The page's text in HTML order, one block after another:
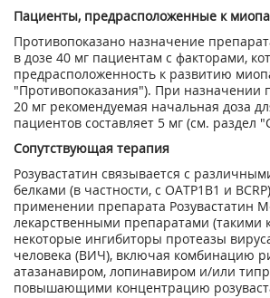
Пациенты, предрасположенные к
Противопоказано назначение
в дозе 40 мг пациентам с факторами,
предрасположенность к развитию
"Противопоказания"). При назначении
20 мг рекомендуемая начальная доза
пациентов составляет 5 мг (см. раздел
Сопутствующая терапия
Розувастатин связывается с
белками (в частности, с ОАТР1В1 и
применении препарата Розувастатин
лекарственными препаратами (такими
некоторые ингибиторы протеазы
человека (ВИЧ), включая комбинацию
атазанавиром, лопинавиром и/или
повышающими концентрацию